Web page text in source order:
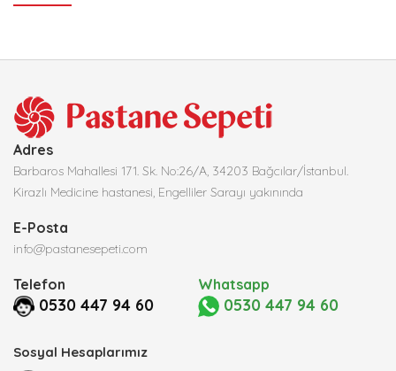
Adres
Barbaros Mahallesi 171. Sk. No:26/A, 34203 Bağcılar/İstanbul.
Kirazlı Medicine hastanesi, Engelliler Sarayı yakınında
E-Posta
info@pastanesepeti.com
Telefon
0530 447 94 60
Whatsapp
0530 447 94 60
Sosyal Hesaplarımız